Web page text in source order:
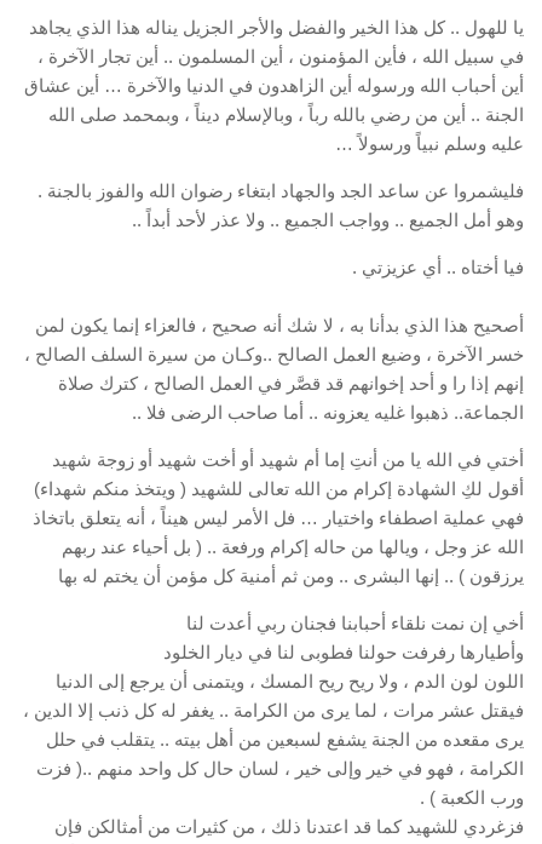
يا للهول .. كل هذا الخير والفضل والأجر الجزيل يناله هذا الذي يجاهد
في سبيل الله ، فأين المؤمنون ، أين المسلمون .. أين تجار الآخرة ،
أين أحباب الله ورسوله أين الزاهدون في الدنيا والآخرة … أين عشاق
الجنة .. أين من رضي بالله رباً ، وبالإسلام ديناً ، وبمحمد صلى الله
عليه وسلم نبياً ورسولاً …
فليشمروا عن ساعد الجد والجهاد ابتغاء رضوان الله والفوز بالجنة .
وهو أمل الجميع .. وواجب الجميع .. ولا عذر لأحد أبداً ..
فيا أختاه .. أي عزيزتي .
أصحيح هذا الذي بدأنا به ، لا شك أنه صحيح ، فالعزاء إنما يكون لمن
خسر الآخرة ، وضيع العمل الصالح ..وكـان من سيرة السلف الصالح ،
إنهم إذا را و أحد إخوانهم قد قصَّر في العمل الصالح ، كترك صلاة
الجماعة.. ذهبوا غليه يعزونه .. أما صاحب الرضى فلا ..
أختي في الله يا من أنتِ إما أم شهيد أو أخت شهيد أو زوجة شهيد
أقول لكِ الشهادة إكرام من الله تعالى للشهيد ( ويتخذ منكم شهداء)
فهي عملية اصطفاء واختيار … فل الأمر ليس هيناً ، أنه يتعلق باتخاذ
الله عز وجل ، ويالها من حاله إكرام ورفعة .. ( بل أحياء عند ربهم
يرزقون ) .. إنها البشرى .. ومن ثم أمنية كل مؤمن أن يختم له بها
أخي إن نمت نلقاء أحبابنا فجنان ربي أعدت لنا
وأطيارها رفرفت حولنا فطوبى لنا في ديار الخلود
اللون لون الدم ، ولا ريح ريح المسك ، ويتمنى أن يرجع إلى الدنيا
فيقتل عشر مرات ، لما يرى من الكرامة .. يغفر له كل ذنب إلا الدين ،
يرى مقعده من الجنة يشفع لسبعين من أهل بيته .. يتقلب في حلل
الكرامة ، فهو في خير وإلى خير ، لسان حال كل واحد منهم ..( فزت
ورب الكعبة ) .
فزغردي للشهيد كما قد اعتدنا ذلك ، من كثيرات من أمثالكن فإن